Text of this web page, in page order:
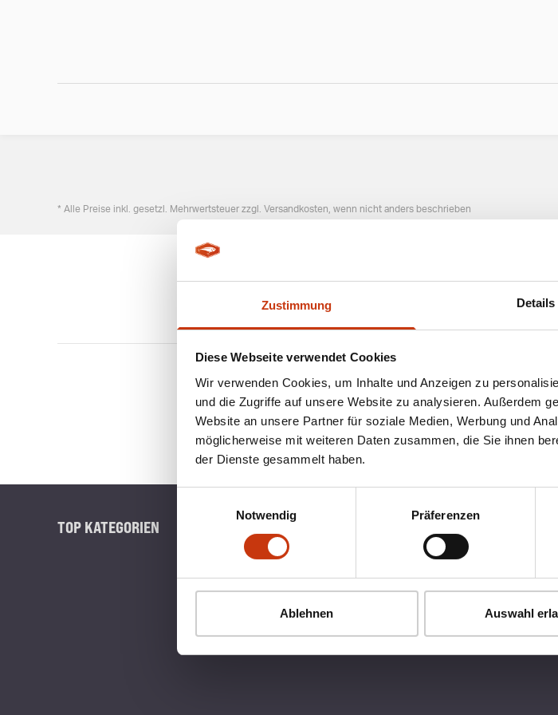
Zustimmung Details
Diese Webseite verwendet Cookies
Wir verwenden Cookies, um Inhalte und Anzeigen zu
und die Zugriffe auf unsere Website zu analysieren. Außerdem
Website an unsere Partner für soziale Medien, Werbung und
möglicherweise mit weiteren Daten zusammen, die Sie ihnen
der Dienste gesammelt haben.
Notwendig
Präferenzen
Ablehnen Auswahl
* Alle Preise inkl. gesetzl. Mehrwertsteuer zzgl. Versandkosten, wenn nicht anders beschrieben
ANGESAGTE
TOP KATEGORIEN